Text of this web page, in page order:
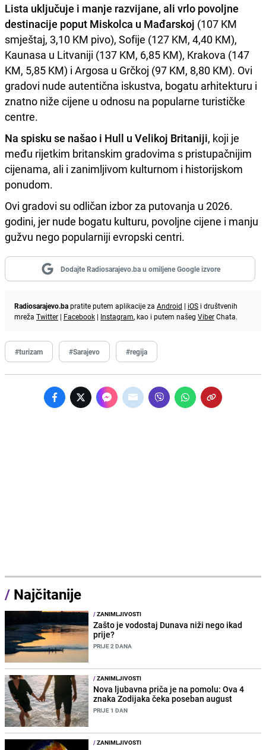
Lista uključuje i manje razvijane, ali vrlo povoljne
destinacije poput Miskolca u Mađarskoj (107 KM
smještaj, 3,10 KM pivo), Sofije (127 KM, 4,40 KM),
Kaunasa u Litvaniji (137 KM, 6,85 KM), Krakova (147
KM, 5,85 KM) i Argosa u Grčkoj (97 KM, 8,80 KM). Ovi
gradovi nude autentična iskustva, bogatu arhitekturu i
znatno niže cijene u odnosu na popularne turističke
centre.
Na spisku se našao i Hull u Velikoj Britaniji, koji je
među rijetkim britanskim gradovima s pristupačnijim
cijenama, ali i zanimljivom kulturnom i historijskom
ponudom.
Ovi gradovi su odličan izbor za putovanja u 2026.
godini, jer nude bogatu kulturu, povoljne cijene i manju
gužvu nego popularniji evropski centri.
Dodajte Radiosarajevo.ba u omiljene Google izvore
Radiosarajevo.bapratite putem aplikacije za Android | iOS i društvenih
mreža Twitter | Facebook | Instagram, kao i putem našeg ViberChata.
#turizam #Sarajevo #regija
/ Najčitanije
/ZANIMLJIVOSTI
Zašto je vodostaj Dunava niži nego ikad
prije?
PRIJE 2 DANA
/ZANIMLJIVOSTI
Nova ljubavna priča je na pomolu: Ova 4
znaka Zodijaka čeka poseban august
PRIJE 1 DAN
/ZANIMLJIVOSTI